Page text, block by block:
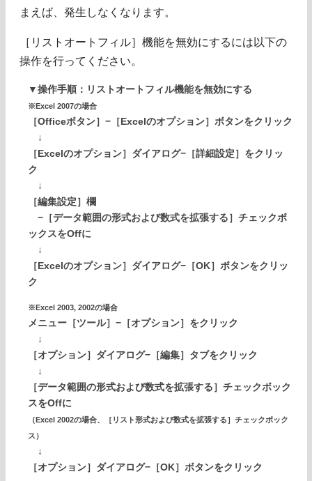
まえば、発生しなくなります。
［リストオートフィル］機能を無効にするには以下の
操作を行ってください。
▼操作手順：リストオートフィル機能を無効にする
※Excel 2007の場合
［Officeボタン］−［Excelのオプション］ボタンをクリック
↓
［Excelのオプション］ダイアログ−［詳細設定］をクリッ
ク
↓
［編集設定］欄
−［データ範囲の形式および数式を拡張する］チェックボ
ックスをOffに
↓
［Excelのオプション］ダイアログ−［OK］ボタンをクリッ
ク
※Excel 2003, 2002の場合
メニュー［ツール］−［オプション］をクリック
↓
［オプション］ダイアログ−［編集］タブをクリック
↓
［データ範囲の形式および数式を拡張する］チェックボック
スをOffに
（Excel 2002の場合、［リスト形式および数式を拡張する］チェックボック
ス）
↓
［オプション］ダイアログ−［OK］ボタンをクリック